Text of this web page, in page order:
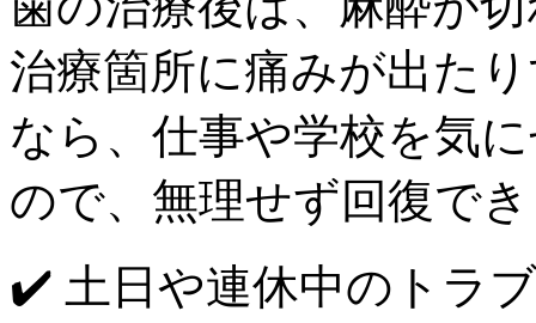
治療箇所に痛みが出た
なら、仕事や学校を気
ので、無理せず回復で
✔️ 土日や連休中のトラ